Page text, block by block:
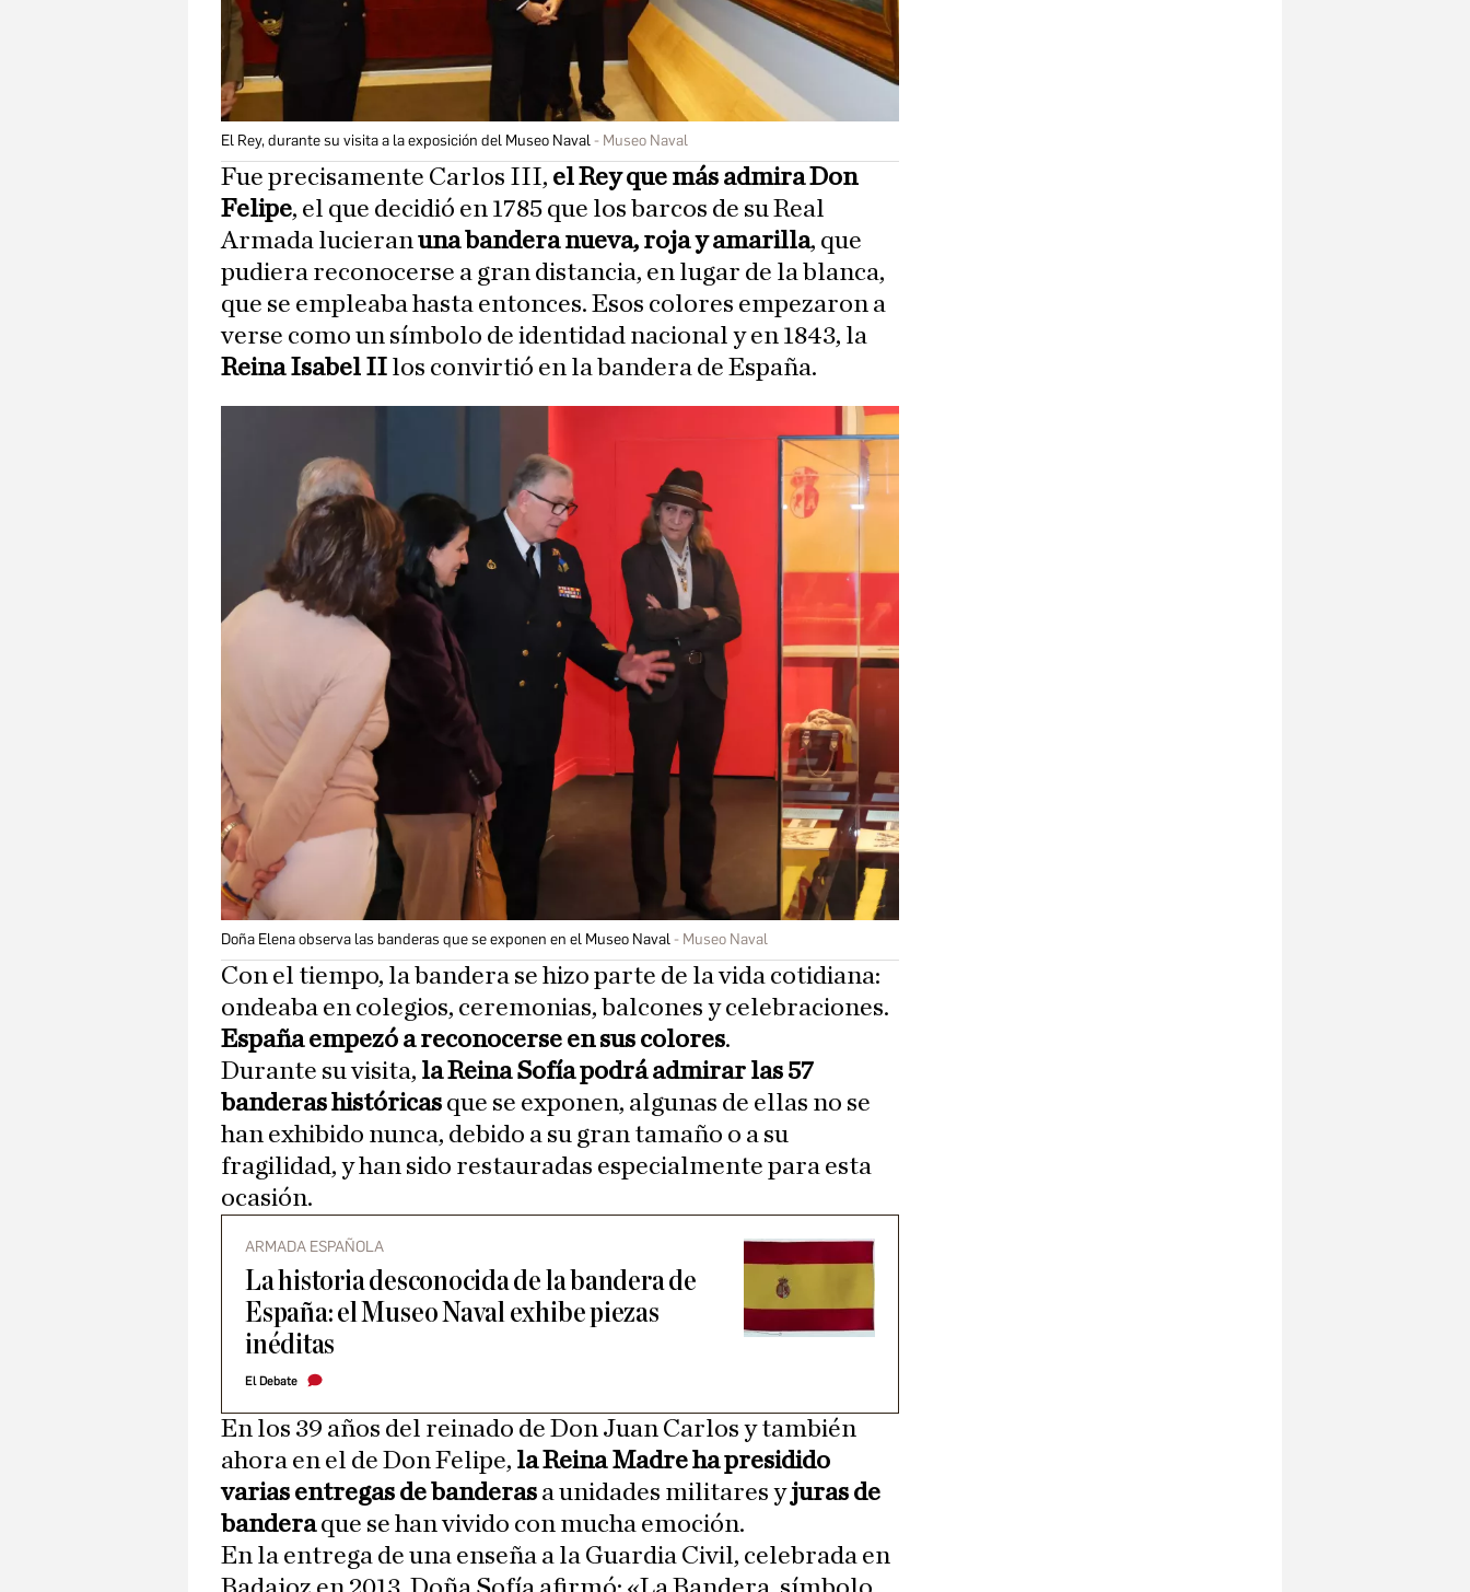
El Rey, durante su visita a la exposición del Museo Naval Museo Naval
Fue precisamente Carlos III, el Rey que más admira Don
Felipe, el que decidió en 1785 que los barcos de su Real
Armada lucieranuna bandera nueva, roja y amarilla, que
pudiera reconocerse a gran distancia, en lugar de la blanca,
que se empleaba hasta entonces. Esos colores empezaron a
verse como un símbolo de identidad nacional y en 1843, la
Reina Isabel II los convirtió en la bandera de España.
Doña Elena observa las banderas que se exponen en el Museo Naval Museo Naval
Con el tiempo, la bandera se hizo parte de la vida cotidiana:
ondeaba en colegios, ceremonias, balcones y celebraciones.
España empezó a reconocerse en sus colores.
Durante su visita, la Reina Sofía podrá admirar las 57
banderas históricas que se exponen, algunas de ellas no se
han exhibido nunca, debido a su gran tamaño o a su
fragilidad, y han sido restauradas especialmente para esta
ocasión.
ARMADA ESPAÑOLA
La historia desconocida de la bandera de
España: el Museo Naval exhibe piezas
inéditas
El Debate
En los 39 años del reinado de Don Juan Carlos y también
ahora en el de Don Felipe, la Reina Madre ha presidido
varias entregas de banderas a unidades militares yjuras de
banderaque se han vivido con mucha emoción.
En la entrega de una enseña a la Guardia Civil, celebrada en